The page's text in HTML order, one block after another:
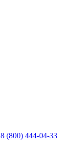
8 (800) 444-04-33